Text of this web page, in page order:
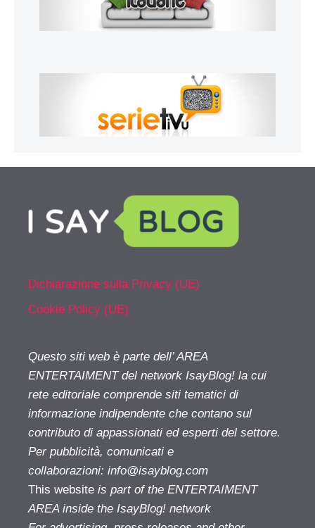
Dichiarazione sulla Privacy (UE)
Cookie Policy (UE)
Questo siti web è parte dell’ AREA
ENTERTAIMENT del network IsayBlog! la cui
rete editoriale comprende siti tematici di
informazione indipendente che contano sul
contributo di appassionati ed esperti del settore.
Per pubblicità, comunicati e
collaborazioni: info@isayblog.com
This website is part of the ENTERTAIMENT
AREA inside the IsayBlog! network